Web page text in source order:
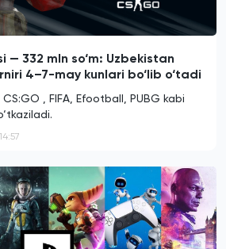
— 332 mln so‘m: Uzbekistan
4–7-may kunlari bo‘lib o‘tadi
, FIFA, Efootball, PUBG kabi